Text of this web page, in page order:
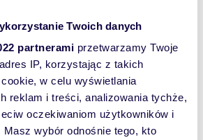
Twoich danych
partnerami przetwarzamy Twoje
IP, korzystając z takich
w celu wyświetlania
reklam i treści, analizowania tychże,
oczekiwaniom użytkowników i
Masz wybór odnośnie tego, kto
Łódź, Górna, Łomżyńska
lokal